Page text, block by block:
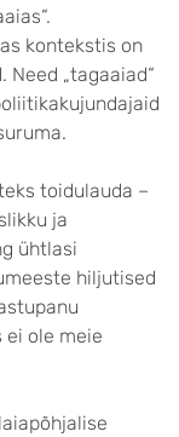
kontekstis on
„tagaaiad“
toidulauda –
ja
ühtlasi
hiljutised
ei ole meie